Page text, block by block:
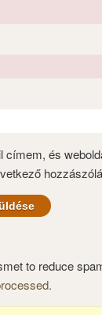
címem, és
to reduce